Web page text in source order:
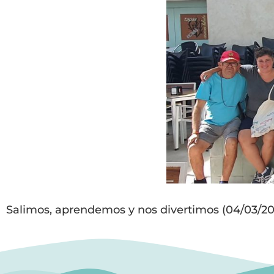
Salimos, aprendemos y nos divertimos (04/03/